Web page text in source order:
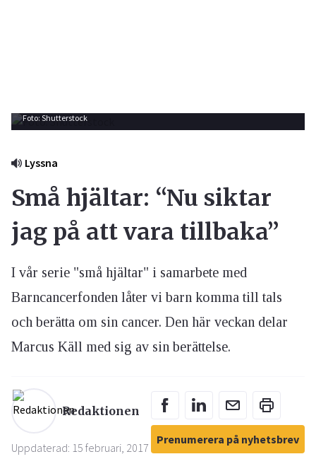
Foto: Shutterstock
Lyssna
Små hjältar: “Nu siktar
jag på att vara tillbaka”
I vår serie "små hjältar" i samarbete med
Barncancerfonden låter vi barn komma till tals
och berätta om sin cancer. Den här veckan delar
Marcus Käll med sig av sin berättelse.
Redaktionen
Uppdaterad: 15 februari, 2017
Prenumerera på nyhetsbrev